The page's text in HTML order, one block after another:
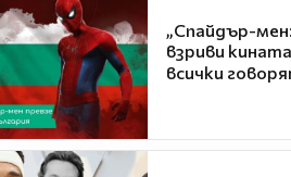
„Спайдър-
взриви
всички